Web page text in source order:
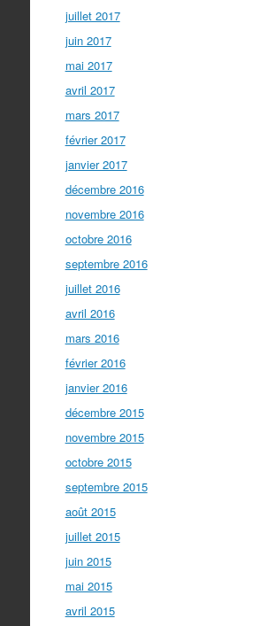
juillet 2017
juin 2017
mai 2017
avril 2017
mars 2017
février 2017
janvier 2017
décembre 2016
novembre 2016
octobre 2016
septembre 2016
juillet 2016
avril 2016
mars 2016
février 2016
janvier 2016
décembre 2015
novembre 2015
octobre 2015
septembre 2015
août 2015
juillet 2015
juin 2015
mai 2015
avril 2015